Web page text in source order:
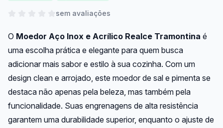
sem avaliações
O Moedor Aço Inox e Acrílico Realce Tramontina é
uma escolha prática e elegante para quem busca
adicionar mais sabor e estilo à sua cozinha. Com um
design clean e arrojado, este moedor de sal e pimenta se
destaca não apenas pela beleza, mas também pela
funcionalidade. Suas engrenagens de alta resistência
garantem uma durabilidade superior, enquanto o ajuste de